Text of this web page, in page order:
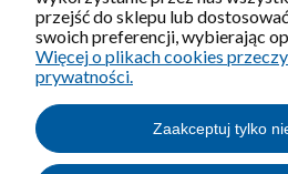
Pomoc
Moje
przejść do sklepu lub
swoich preferencji, wybierając
Więcej o plikach cookies
prywatności.
Zaakceptuj tylko